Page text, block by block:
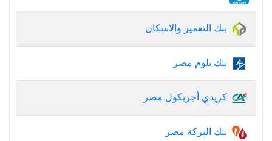
بنك التعمير والاسكان
بنك بلوم مصر
كريدي أجريكول مصر
بنك البركة مصر